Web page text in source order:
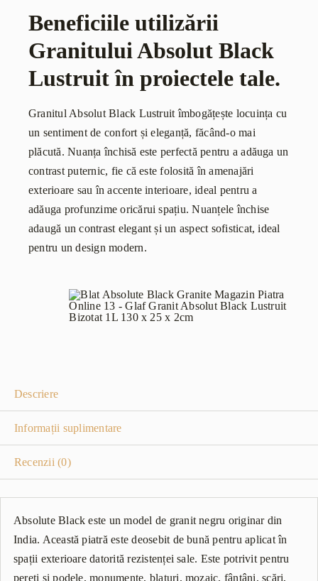
Beneficiile utilizării
Granitului Absolut Black
Lustruit în proiectele tale.
Granitul Absolut Black Lustruit îmbogățește locuința cu
un sentiment de confort și eleganță, făcând-o mai
plăcută. Nuanța închisă este perfectă pentru a adăuga un
contrast puternic, fie că este folosită în amenajări
exterioare sau în accente interioare, ideal pentru a
adăuga profunzime oricărui spațiu. Nuanțele închise
adaugă un contrast elegant și un aspect sofisticat, ideal
pentru un design modern.
Descriere
Informații suplimentare
Recenzii (0)
Absolute Black este un model de granit negru originar din
India. Această piatră este deosebit de bună pentru aplicat în
spații exterioare datorită rezistenței sale. Este potrivit pentru
pereți și podele, monumente, blaturi, mozaic, fântâni, scări,